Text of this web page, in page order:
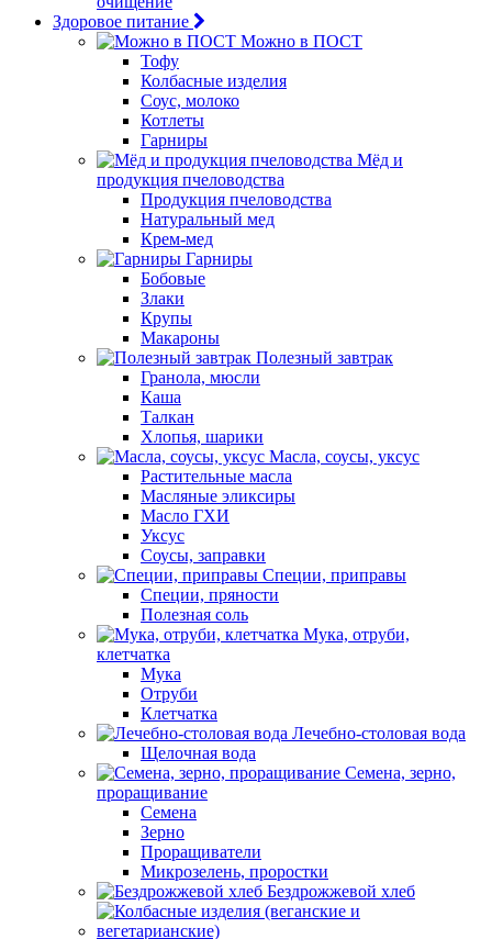
Здоровое питание
Можно в ПОСТ
Тофу
Колбасные изделия
Соус, молоко
Котлеты
Гарниры
Мёд и
продукция пчеловодства
Продукция пчеловодства
Натуральный мед
Крем-мед
Гарниры
Бобовые
Злаки
Крупы
Макароны
Полезный завтрак
Гранола, мюсли
Каша
Талкан
Хлопья, шарики
Масла, соусы, уксус
Растительные масла
Масляные эликсиры
Масло ГХИ
Уксус
Соусы, заправки
Специи, приправы
Специи, пряности
Полезная соль
Мука, отруби,
клетчатка
Мука
Отруби
Клетчатка
Лечебно-столовая вода
Щелочная вода
Семена, зерно,
проращивание
Семена
Зерно
Проращиватели
Микрозелень, проростки
Бездрожжевой хлеб